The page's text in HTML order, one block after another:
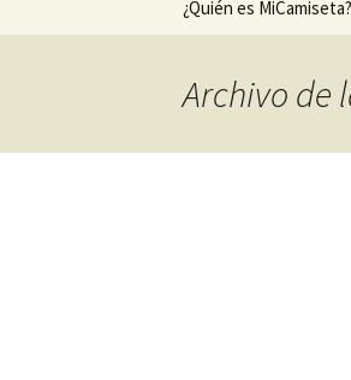
¿Quién es MiCamiseta?
Archivo de